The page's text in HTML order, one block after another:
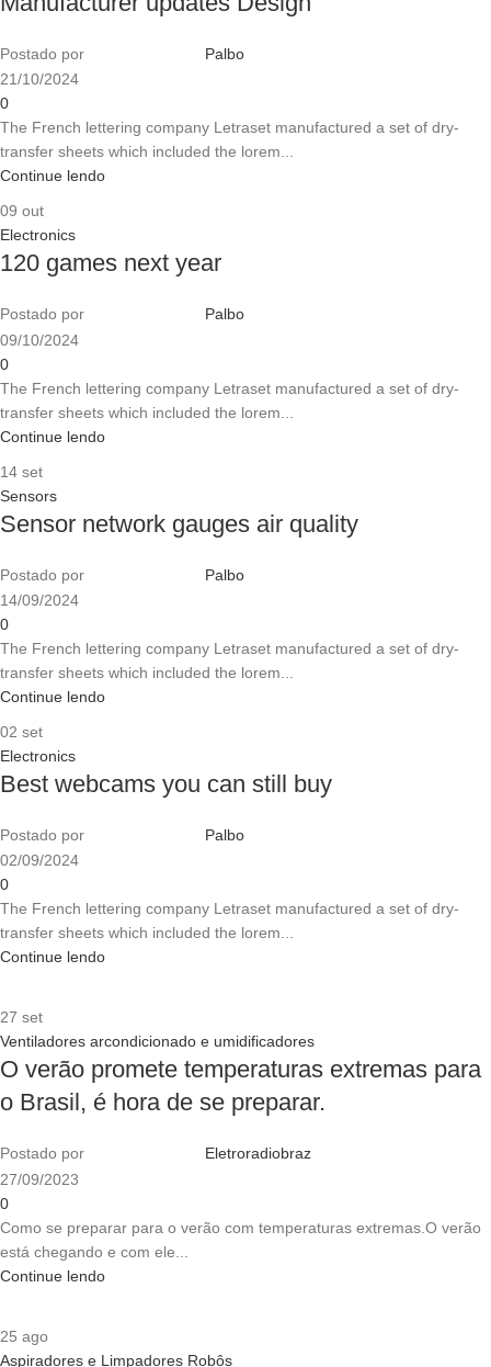
Postado por
Palbo
21/10/2024
0
The French lettering company Letraset manufactured a set of dry-
transfer sheets which included the lorem...
Continue lendo
09 out
Electronics
120 games next year
Postado por
Palbo
09/10/2024
0
The French lettering company Letraset manufactured a set of dry-
transfer sheets which included the lorem...
Continue lendo
14 set
Sensors
Sensor network gauges air quality
Postado por
Palbo
14/09/2024
0
The French lettering company Letraset manufactured a set of dry-
transfer sheets which included the lorem...
Continue lendo
02 set
Electronics
Best webcams you can still buy
Postado por
Palbo
02/09/2024
0
The French lettering company Letraset manufactured a set of dry-
transfer sheets which included the lorem...
Continue lendo
27 set
Ventiladores arcondicionado e umidificadores
O verão promete temperaturas extremas para
o Brasil, é hora de se preparar.
Postado por
Eletroradiobraz
27/09/2023
0
Como se preparar para o verão com temperaturas extremas.O verão
está chegando e com ele...
Continue lendo
25 ago
Aspiradores e Limpadores Robôs